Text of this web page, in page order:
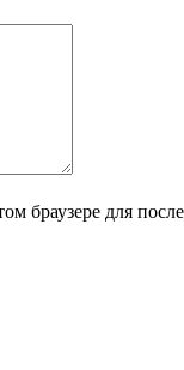
браузере для